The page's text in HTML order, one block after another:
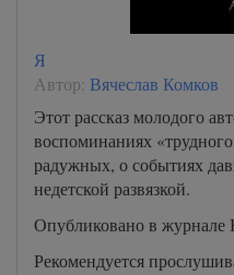
Я
Автор: Вячеслав Комков
Этот рассказ молодого
воспоминаниях
радужных, о событиях
недетской развязкой.
Опубликовано в
Рекомендуется